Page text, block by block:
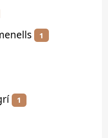
1
1